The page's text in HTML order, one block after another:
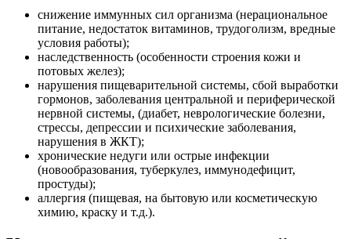
снижение иммунных сил организма (нерациональное
питание, недостаток витаминов, трудоголизм, вредные
условия работы);
наследственность (особенности строения кожи и
потовых желез);
нарушения пищеварительной системы, сбой выработки
гормонов, заболевания центральной и периферической
нервной системы, (диабет, неврологические болезни,
стрессы, депрессии и психические заболевания,
нарушения в ЖКТ);
хронические недуги или острые инфекции
(новообразования, туберкулез, иммунодефицит,
простуды);
аллергия (пищевая, на бытовую или косметическую
химию, краску и т.д.).